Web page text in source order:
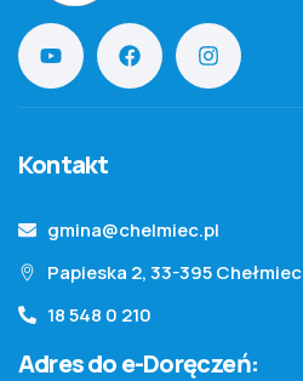
Kontakt
gmina@chelmiec.pl
Papieska 2, 33-395 Chełmiec
18 548 0 210
Adres do e-Doręczeń: